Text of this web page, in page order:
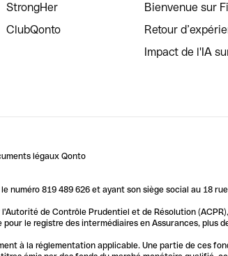
StrongHer
ClubQonto
Bienvenue sur
Retour
Impact de l'IA
légaux Qonto
numéro 819 489 626 et ayant son siège social au 18
de Contrôle Prudentiel et de Résolution
pour le registre des intermédiaires en Assurances, plus
à la réglementation applicable. Une partie de ces